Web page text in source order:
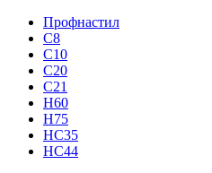
Профнастил
С8
С10
С20
С21
H60
H75
HС35
НС44